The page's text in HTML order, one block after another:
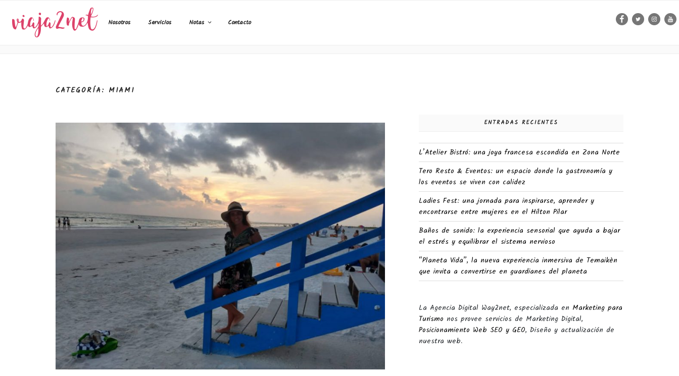
contenido
Nosotros Servicios Notas Contacto Facebook
Twitter
Costa oeste de Florida, destino de playas
CATEGORÍA: MIAMI
ENTRADAS RECIENTES
L’Atelier Bistró: una joya francesa escondida en Zona Norte
Tero Resto & Eventos: un espacio donde la gastronomía y
los eventos se viven con calidez
Ladies Fest: una jornada para inspirarse, aprender y
encontrarse entre mujeres en el Hilton Pilar
Baños de sonido: la experiencia sensorial que ayuda a bajar
el estrés y equilibrar el sistema nervioso
“Planeta Vida”, la nueva experiencia inmersiva de Temaikèn
que invita a convertirse en guardianes del planeta
La Agencia Digital Way2net, especializada en Marketing para
Turismo nos provee servicios de Marketing Digital,
Posicionamiento Web SEO y GEO, Diseño y actualización de
nuestra web.